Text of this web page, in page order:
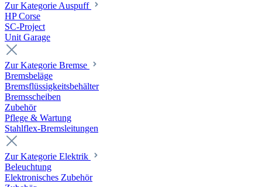
Zur Kategorie Auspuff
HP Corse
SC-Project
Unit Garage
Zur Kategorie Bremse
Bremsbeläge
Bremsflüssigkeitsbehälter
Bremsscheiben
Zubehör
Pflege & Wartung
Stahlflex-Bremsleitungen
Zur Kategorie Elektrik
Beleuchtung
Elektronisches Zubehör